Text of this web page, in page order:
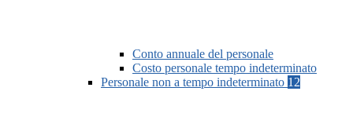
Conto annuale del personale
Costo personale tempo indeterminato
Personale non a tempo indeterminato 12